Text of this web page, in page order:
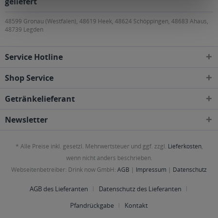
48599 Gronau (Westfalen), 48619 Heek, 48624 Schöppingen, 48683 Ahaus,
48739 Legden
Service Hotline
Shop Service
Getränkelieferant
Newsletter
* Alle Preise inkl. gesetzl. Mehrwertsteuer und ggf. zzgl. Lieferkosten,
wenn nicht anders beschrieben.
Webseitenbetreiber: Drink now GmbH: AGB | Impressum | Datenschutz
AGB des Lieferanten
Datenschutz des Lieferanten
Pfandrückgabe
Kontakt